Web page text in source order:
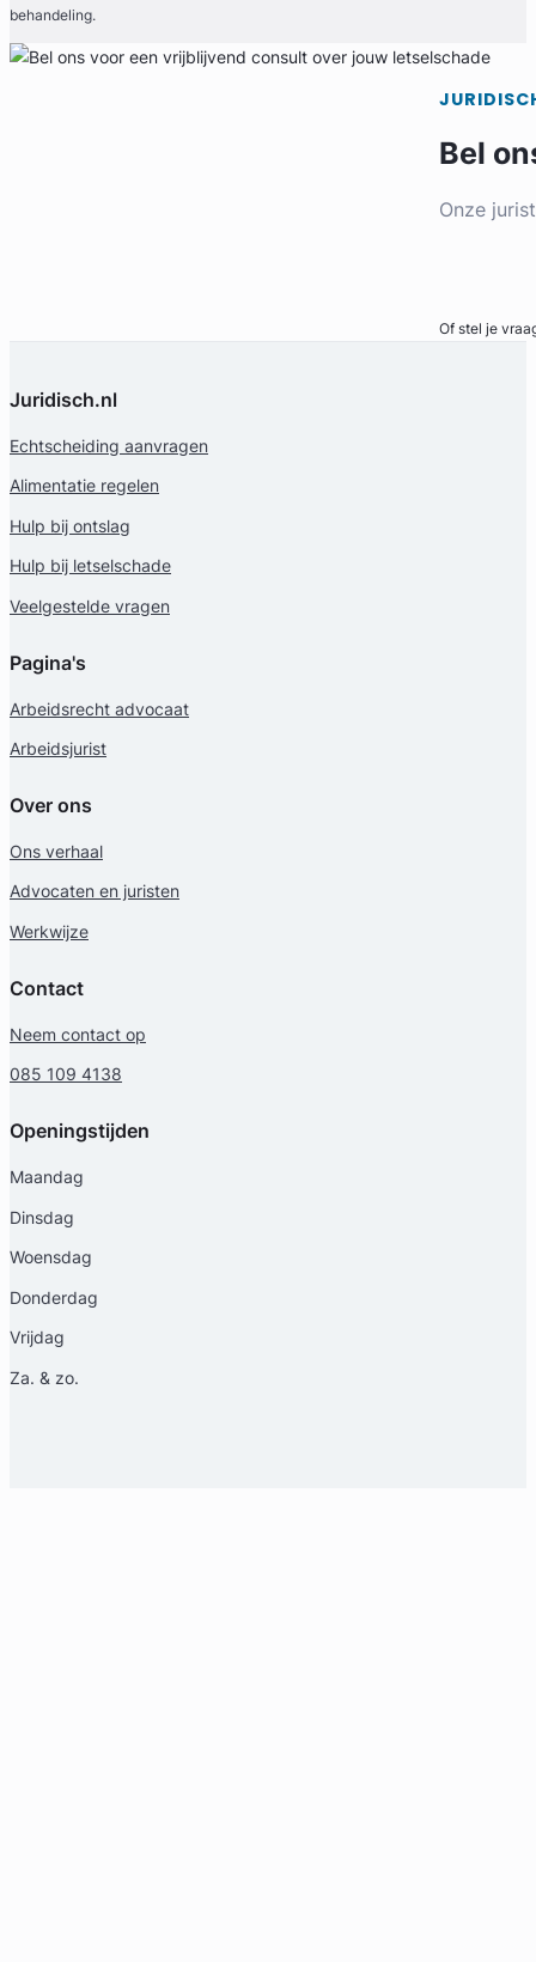
behandeling.
Bel
Onze
Of stel je
Juridisch.nl
Echtscheiding aanvragen
Alimentatie regelen
Hulp bij ontslag
Hulp bij letselschade
Veelgestelde vragen
Pagina's
Arbeidsrecht advocaat
Arbeidsjurist
Over ons
Ons verhaal
Advocaten en juristen
Werkwijze
Contact
Neem contact op
085 109 4138
Openingstijden
Maandag
Dinsdag
Woensdag
Donderdag
Vrijdag
Za. & zo.